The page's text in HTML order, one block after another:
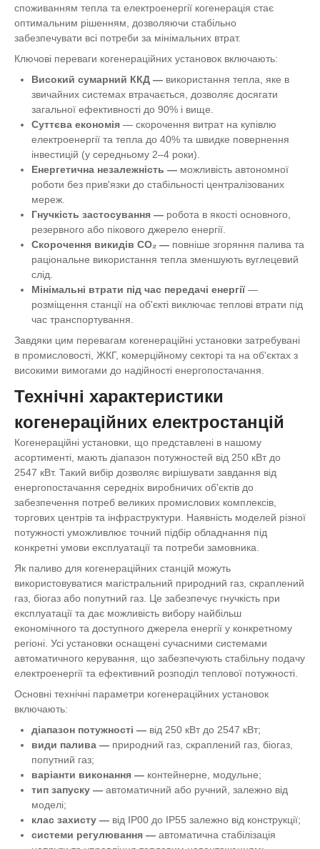
споживанням тепла та електроенергії когенерація стає
оптимальним рішенням, дозволяючи стабільно
забезпечувати всі потреби за мінімальних втрат.
Ключові переваги когенераційних установок включають:
Високий сумарний ККД — використання тепла, яке в
звичайних системах втрачається, дозволяє досягати
загальної ефективності до 90% і вище.
Суттєва економія — скорочення витрат на купівлю
електроенергії та тепла до 40% та швидке повернення
інвестицій (у середньому 2–4 роки).
Енергетична незалежність — можливість автономної
роботи без прив'язки до стабільності централізованих
мереж.
Гнучкість застосування — робота в якості основного,
резервного або пікового джерело енергії.
Скорочення викидів CO₂ — повніше згоряння палива та
раціональне використання тепла зменшують вуглецевий
слід.
Мінімальні втрати під час передачі енергії—
розміщення станції на об'єкті виключає теплові втрати під
час транспортування.
Завдяки цим перевагам когенераційні установки затребувані
в промисловості, ЖКГ, комерційному секторі та на об'єктах з
високими вимогами до надійності енергопостачання.
Технічні характеристики
когенераційних електростанцій
Когенераційні установки, що представлені в нашому
асортименті, мають діапазон потужностей від 250 кВт до
2547 кВт. Такий вибір дозволяє вирішувати завдання від
енергопостачання середніх виробничих об'єктів до
забезпечення потреб великих промислових комплексів,
торгових центрів та інфраструктури. Наявність моделей різної
потужності уможливлює точний підбір обладнання під
конкретні умови експлуатації та потреби замовника.
Як паливо для когенераційних станцій можуть
використовуватися магістральний природний газ, скраплений
газ, біогаз або попутний газ. Це забезпечує гнучкість при
експлуатації та дає можливість вибору найбільш
економічного та доступного джерела енергії у конкретному
регіоні. Усі установки оснащені сучасними системами
автоматичного керування, що забезпечують стабільну подачу
електроенергії та ефективний розподіл теплової потужності.
Основні технічні параметри когенераційних установок
включають:
діапазон потужності — від 250 кВт до 2547 кВт;
види палива — природний газ, скраплений газ, біогаз,
попутний газ;
варіанти виконання — контейнерне, модульне;
тип запуску — автоматичний або ручний, залежно від
моделі;
клас захисту — від IP00 до IP55 залежно від конструкції;
системи регулювання — автоматична стабілізація